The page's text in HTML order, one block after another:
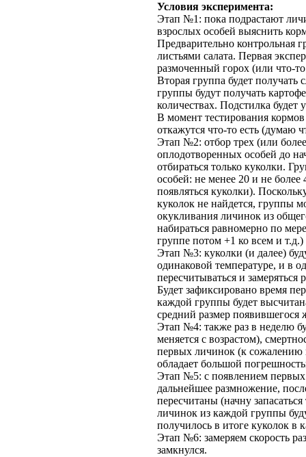
Условия эксперимента:
Этап №1: пока подрастают
взрослых особей выяснить
Предварительно контрольная
листьями салата. Первая
размоченный горох (или что-
Вторая группа будет
группы будут получать
количествах. Подстилка будет
В момент тестирования
откажутся что-то есть (думаю
Этап №2: отбор трех (или
оплодотворенных особей до
отбираться только куколки.
особей: не менее 20 и не более
появляться куколки).
куколок не найдется, группы
окукливания личинок из
набираться равномерно по
группе потом +1 ко всем и т.д.)
Этап №3: куколки (и далее)
одинаковой температуре, и в
пересчитываться и
Будет зафиксировано время
каждой группы будет
средний размер появившегося
Этап №4: также раз в неделю
меняется с возрастом),
первых личинок (к сожалению
обладает большой
Этап №5: с появлением
дальнейшее размножение,
пересчитаны (начну
личинок из каждой группы
получилось в итоге куколок в
Этап №6: замеряем скорость
замкнулся.